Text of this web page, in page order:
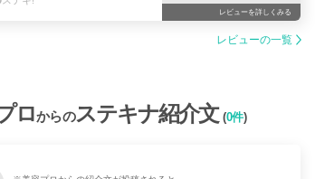
ブリーチなので酸熱トリートメントの効
レビューを詳しくみる
レビューの一覧
ロからのステキナ紹介文(0件)